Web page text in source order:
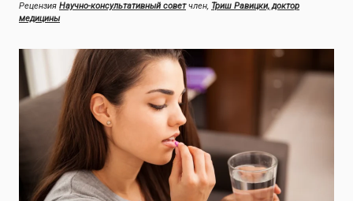
Рецензия Научно-консультативный советчлен, Триш Равицки, доктор
медицины